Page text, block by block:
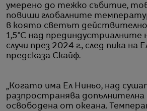
умерено до тежко събитие,
повиши глобалните
в която светът действително
1,5°C над прединдустриалните
случи през 2024 г., след пика на
предсказа Скайф.
„Когато има Ел Ниньо, над
разпространява допълнителна
освободена от океана.